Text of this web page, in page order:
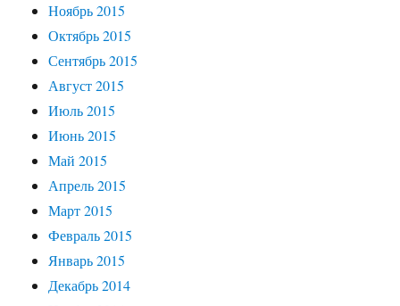
Ноябрь 2015
Октябрь 2015
Сентябрь 2015
Август 2015
Июль 2015
Июнь 2015
Май 2015
Апрель 2015
Март 2015
Февраль 2015
Январь 2015
Декабрь 2014